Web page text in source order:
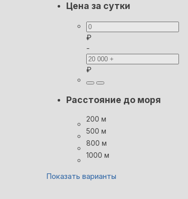
Цена за сутки
₽
-
₽
Расстояние до моря
200 м
500 м
800 м
1000 м
Показать варианты